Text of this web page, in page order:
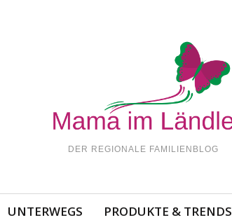
DER REGIONALE FAMILIENBLOG
UNTERWEGS PRODUKTE & TRENDS